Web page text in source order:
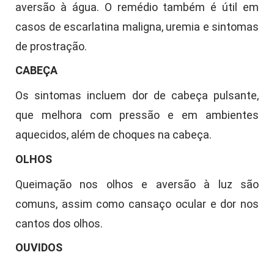
aversão à água. O remédio também é útil em
casos de escarlatina maligna, uremia e sintomas
de prostração.
CABEÇA
Os sintomas incluem dor de cabeça pulsante,
que melhora com pressão e em ambientes
aquecidos, além de choques na cabeça.
OLHOS
Queimação nos olhos e aversão à luz são
comuns, assim como cansaço ocular e dor nos
cantos dos olhos.
OUVIDOS